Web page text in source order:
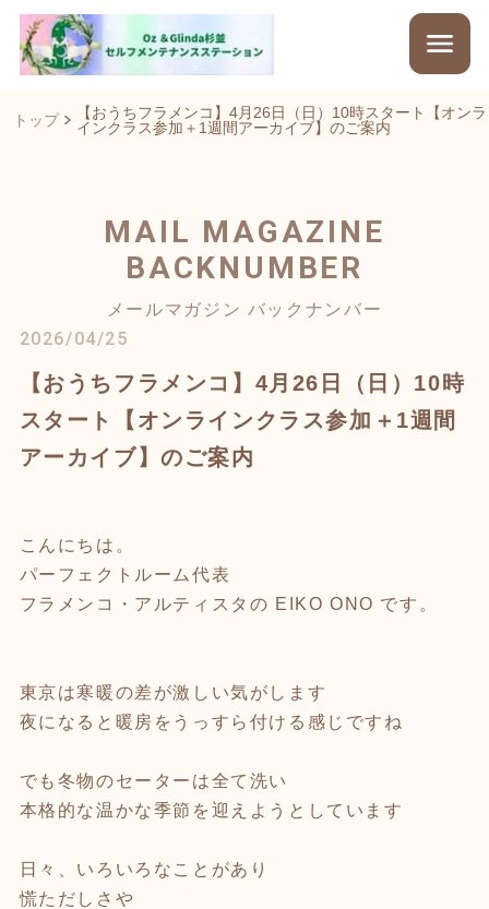
トップ
【おうちフラメンコ】4月26日（日）10時スタート【オンラ
インクラス参加＋1週間アーカイブ】のご案内
MAIL MAGAZINE
BACKNUMBER
メールマガジン バックナンバー
2026/04/25
【おうちフラメンコ】4月26日（日）10時
スタート【オンラインクラス参加＋1週間
アーカイブ】のご案内
こんにちは。
パーフェクトルーム代表
フラメンコ・アルティスタの EIKO ONO です。
東京は寒暖の差が激しい気がします
夜になると暖房をうっすら付ける感じですね
でも冬物のセーターは全て洗い
本格的な温かな季節を迎えようとしています
日々、いろいろなことがあり
慌ただしさや